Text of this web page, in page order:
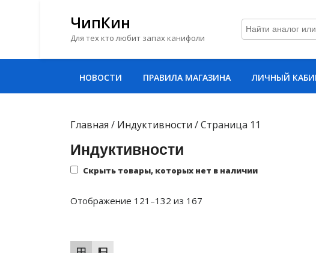
содержимому
ЧипКин
Для тех кто любит запах канифоли
НОВОСТИ ПРАВИЛА МАГАЗИНА ЛИЧНЫЙ
Главная / Индуктивности / Страница 11
Индуктивности
Скрыть товары, которых нет в наличии
Отображение 121–132 из 167